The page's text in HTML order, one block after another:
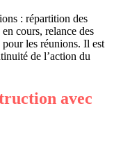
: répartition des
cours, relance des
pour les réunions. Il est
de l’action du
avec